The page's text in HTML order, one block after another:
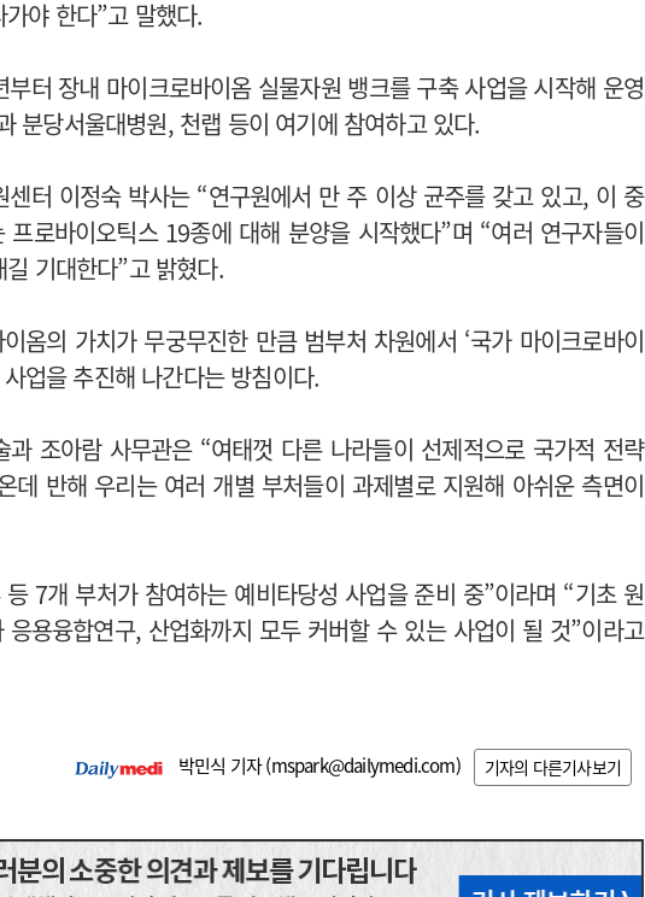
야 한다”고 말했다.
터 장내 마이크로바이옴 실물자원 뱅크를 구축 사업을 시작해 운영
분당서울대병원, 천랩 등이 여기에 참여하고 있다.
센터 이정숙 박사는 “연구원에서 만 주 이상 균주를 갖고 있고, 이 중
로바이오틱스 19종에 대해 분양을 시작했다”며 “여러 연구자들이
기대한다”고 밝혔다.
옴의 가치가 무궁무진한 만큼 범부처 차원에서 ‘국가 마이크로바이
업을 추진해 나간다는 방침이다.
과 조아람 사무관은 “여태껏 다른 나라들이 선제적으로 국가적 전략
데 반해 우리는 여러 개별 부처들이 과제별로 지원해 아쉬운 측면이
7개 부처가 참여하는 예비타당성 사업을 준비 중”이라며 “기초 원
용융합연구, 산업화까지 모두 커버할 수 있는 사업이 될 것”이라고
박민식 기자 (mspark@dailymedi.com) 기자의 다른기사보기